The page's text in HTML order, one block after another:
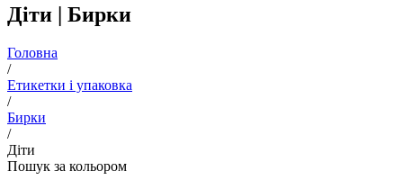
Діти | Бирки
Головна
/
Етикетки і упаковка
/
Бирки
/
Діти
Пошук за кольором